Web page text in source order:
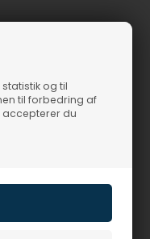
og til
til forbedring af
accepterer du